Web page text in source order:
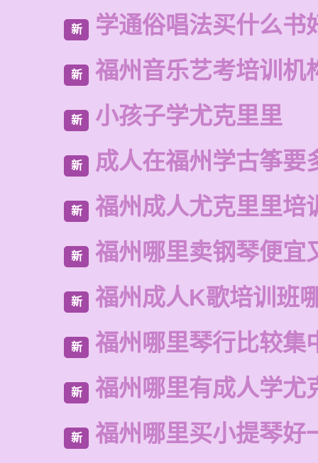
新 学通俗唱法买什么书
新 福州音乐艺考培训机
新 小孩子学尤克里里
新 成人在福州学古筝要
新 福州成人尤克里里培
新 福州哪里卖钢琴便宜
新 福州成人K歌培训班
新 福州哪里琴行比较集
新 福州哪里有成人学尤
新 福州哪里买小提琴好